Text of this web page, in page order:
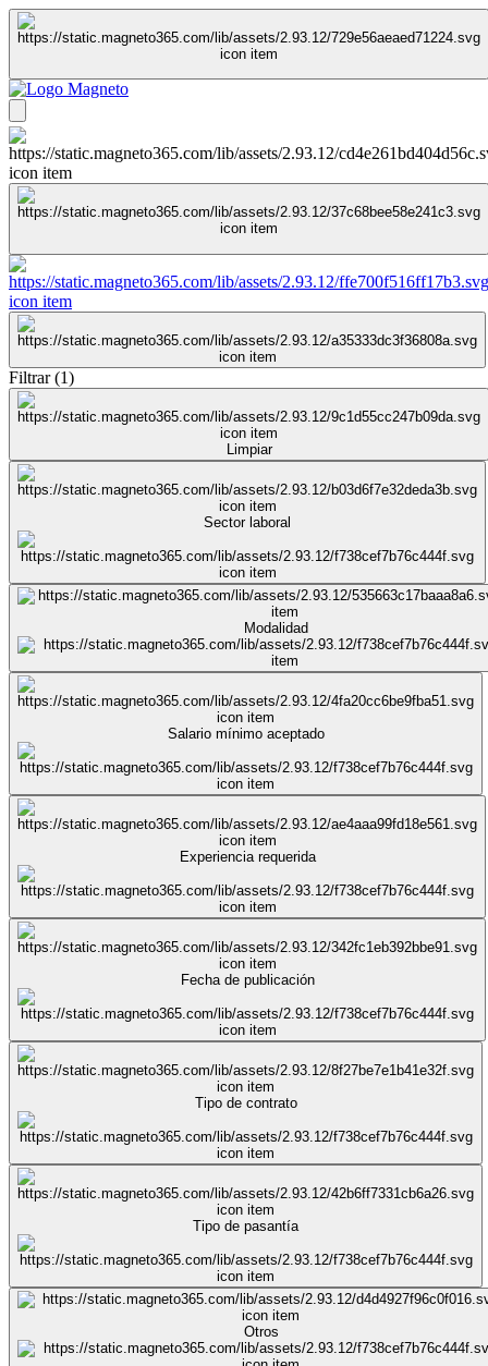
Filtrar(1)
Limpiar
Sector laboral
Modalidad
Salario mínimo aceptado
Experiencia requerida
Fecha de publicación
Tipo de contrato
Tipo de pasantía
Otros